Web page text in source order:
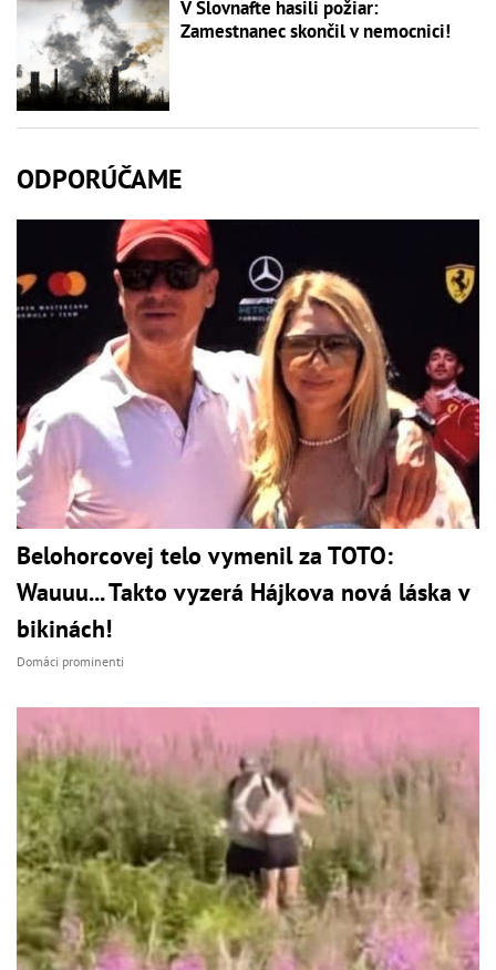
V Slovnafte hasili požiar:
Zamestnanec skončil v nemocnici!
ODPORÚČAME
Belohorcovej telo vymenil za TOTO:
Wauuu... Takto vyzerá Hájkova nová láska v
bikinách!
Domáci prominenti